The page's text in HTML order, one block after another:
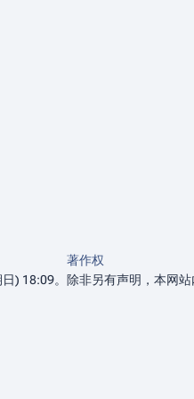
) 18:09。
著作权
除非另有声明，本网站